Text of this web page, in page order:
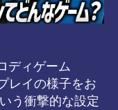
ディゲーム
レイの様子をお
う衝撃的な設定